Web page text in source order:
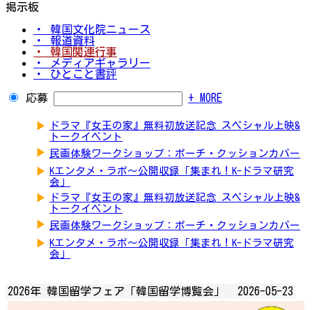
掲示板
・ 韓国文化院ニュース
・ 報道資料
・ 韓国関連行事
・ メディアギャラリー
・ ひとこと書評
応募 + MORE
▶
ドラマ『女王の家』無料初放送記念 スペシャル上映&
トークイベント
▶ 民画体験ワークショップ：ポーチ・クッションカバー
▶ Kエンタメ・ラボ～公開収録「集まれ！K-ドラマ研究
会」
▶
ドラマ『女王の家』無料初放送記念 スペシャル上映&
トークイベント
▶ 民画体験ワークショップ：ポーチ・クッションカバー
▶ Kエンタメ・ラボ～公開収録「集まれ！K-ドラマ研究
会」
2026年 韓国留学フェア「韓国留学博覧会」 2026-05-23